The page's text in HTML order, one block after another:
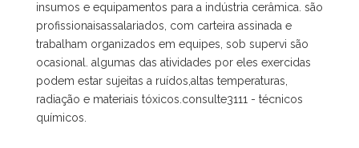
insumos e equipamentos para a indústria cerâmica. são
profissionaisassalariados, com carteira assinada e
trabalham organizados em equipes, sob supervi são
ocasional. algumas das atividades por eles exercidas
podem estar sujeitas a ruídos,altas temperaturas,
radiação e materiais tóxicos.consulte3111 - técnicos
químicos.